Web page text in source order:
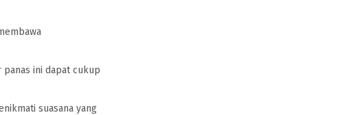
panas ini dapat cukup
suasana yang